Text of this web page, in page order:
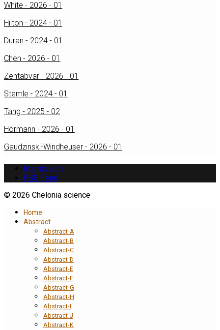
White - 2026 - 01
Hilton - 2024 - 01
Duran - 2024 - 01
Chen - 2026 - 01
Zehtabvar - 2026 - 01
Stemle - 2024 - 01
Tang - 2025 - 02
Hörmann - 2026 - 01
Gaudzinski-Windheuser - 2026 - 01
Impressum
RSS Feed
© 2026 Chelonia science
Home
Abstract
Abstract-A
Abstract-B
Abstract-C
Abstract-D
Abstract-E
Abstract-F
Abstract-G
Abstract-H
Abstract-I
Abstract-J
Abstract-K